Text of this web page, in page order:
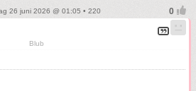
26 juni 2026 @ 01:05 • 220
Blub